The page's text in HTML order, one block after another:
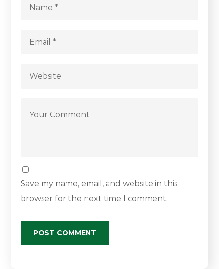
Save my name, email, and website in this
browser for the next time I comment.